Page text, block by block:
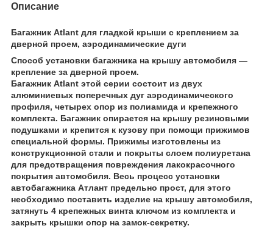
Описание
Багажник Atlant для гладкой крыши с креплением за
дверной проем, аэродинамические дуги
Способ установки багажника на крышу автомобиля —
крепление за дверной проем.
Багажник Atlant этой серии состоит из двух
алюминиевых поперечных дуг аэродинамического
профиля, четырех опор из полиамида и крепежного
комплекта. Багажник опирается на крышу резиновыми
подушками и крепится к кузову при помощи прижимов
специальной формы. Прижимы изготовлены из
конструкционной стали и покрыты слоем полиуретана
для предотвращения повреждения лакокрасочного
покрытия автомобиля. Весь процесс установки
автобагажника Атлант предельно прост, для этого
необходимо поставить изделие на крышу автомобиля,
затянуть 4 крепежных винта ключом из комплекта и
закрыть крышки опор на замок-секретку.